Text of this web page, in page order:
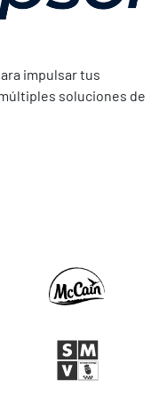
impulsar tus
soluciones de